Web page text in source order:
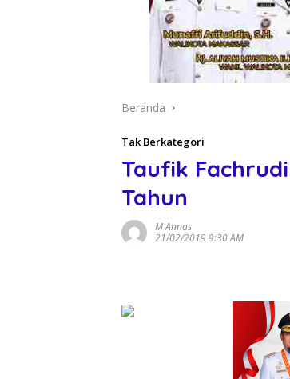
Beranda
Tak Berkategori
Taufik
Tahun
M Annas
21/02/2019 9:30 AM